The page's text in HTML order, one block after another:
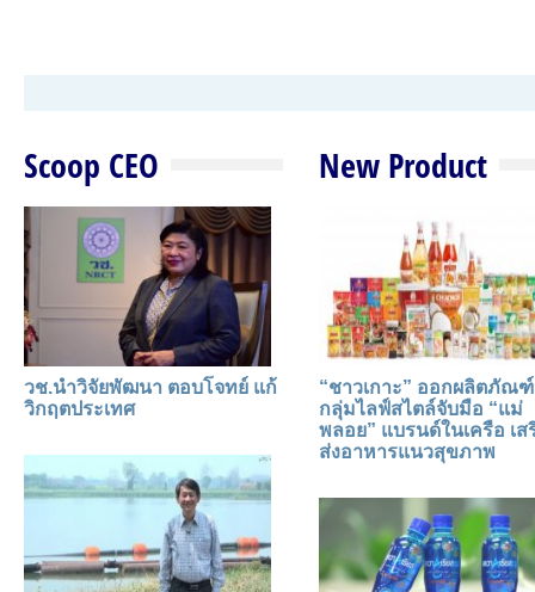
Scoop CEO
วช.นำวิจัยพัฒนา ตอบโจทย์ แก้
วิกฤตประเทศ
New Product
“ชาวเกาะ” ออกผลิตภัณ
กลุ่มไลฟ์สไตล์จับมือ “แม่
พลอย” แบรนด์ในเครือ เ
ส่งอาหารแนวสุขภาพ